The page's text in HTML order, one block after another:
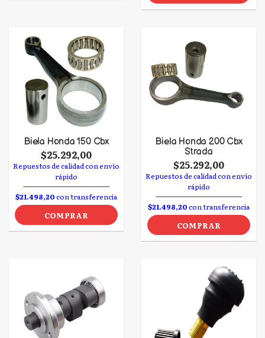
Biela Honda 150 Cbx
$25.292,00
Repuestos de calidad con envío
rápido
$21.498,20con transferencia
COMPRAR
Biela Honda 200 Cbx
Strada
$25.292,00
Repuestos de calidad con envío
rápido
$21.498,20con transferencia
COMPRAR